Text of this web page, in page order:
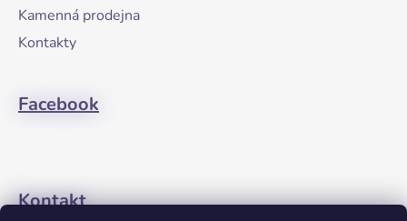
Kamenná prodejna
Kontakty
Facebook
Kontakt